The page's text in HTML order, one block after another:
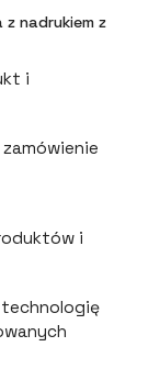
nadrukiem z
i
i